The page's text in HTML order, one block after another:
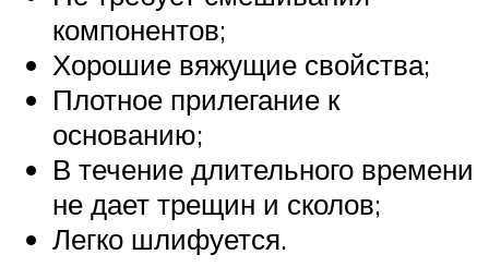
компонентов;
Хорошие вяжущие свойства;
Плотное прилегание к
основанию;
В течение длительного времени
не дает трещин и сколов;
Легко шлифуется.